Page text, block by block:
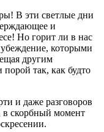
В эти светлые дни
и
Но горит ли в нас
убеждение, которыми
другим
так, как будто
и даже разговоров
в скорбный момент